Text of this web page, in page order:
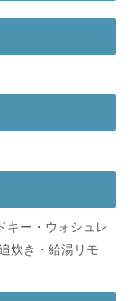
キー・ウォシュレ
炊き・給湯リモ